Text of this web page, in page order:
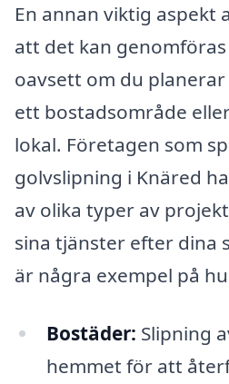
En annan viktig aspekt
att det kan genomföras
oavsett om du
ett bostadsområde
lokal. Företagen som
golvslipning i Knäred
av olika typer av
sina tjänster efter dina
är några exempel på
Bostäder: Slipning
hemmet för att